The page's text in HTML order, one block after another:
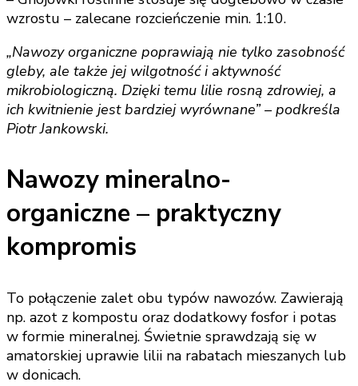
wzrostu – zalecane rozcieńczenie min. 1:10.
„Nawozy organiczne poprawiają nie tylko zasobność
gleby, ale także jej wilgotność i aktywność
mikrobiologiczną. Dzięki temu lilie rosną zdrowiej, a
ich kwitnienie jest bardziej wyrównane” – podkreśla
Piotr Jankowski.
Nawozy mineralno-
organiczne – praktyczny
kompromis
To połączenie zalet obu typów nawozów. Zawierają
np. azot z kompostu oraz dodatkowy fosfor i potas
w formie mineralnej. Świetnie sprawdzają się w
amatorskiej uprawie lilii na rabatach mieszanych lub
w donicach.